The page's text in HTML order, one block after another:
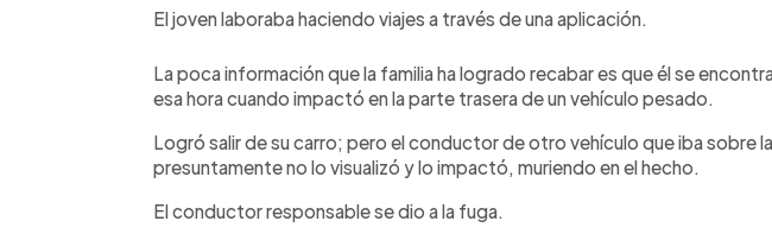
El joven laboraba haciendo viajes a través de una aplicación.
La poca información que la familia ha logrado recabar es que él se
esa hora cuando impactó en la parte trasera de un vehículo pesado.
Logró salir de su carro; pero el conductor de otro vehículo que iba sobre
presuntamente no lo visualizó y lo impactó, muriendo en el hecho.
El conductor responsable se dio a la fuga.